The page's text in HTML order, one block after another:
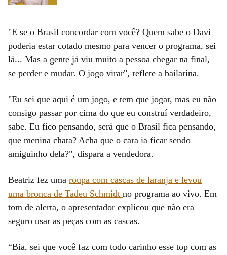
"E se o Brasil concordar com você? Quem sabe o Davi
poderia estar cotado mesmo para vencer o programa, sei
lá... Mas a gente já viu muito a pessoa chegar na final,
se perder e mudar. O jogo virar", reflete a bailarina.
"Eu sei que aqui é um jogo, e tem que jogar, mas eu não
consigo passar por cima do que eu construí verdadeiro,
sabe. Eu fico pensando, será que o Brasil fica pensando,
que menina chata? Acha que o cara ia ficar sendo
amiguinho dela?", dispara a vendedora.
Beatriz fez uma roupa com cascas de laranja e levou
uma bronca de Tadeu Schmidt no programa ao vivo. Em
tom de alerta, o apresentador explicou que não era
seguro usar as peças com as cascas.
“Bia, sei que você faz com todo carinho esse top com as